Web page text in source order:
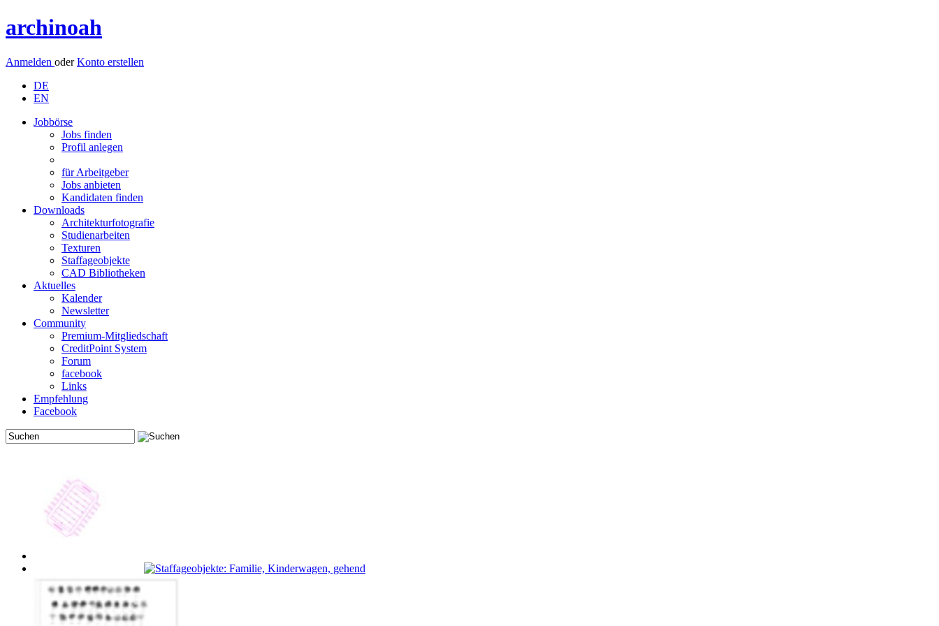
archinoah
Anmelden oderKonto erstellen
DE
EN
Jobbörse
Jobs finden
Profil anlegen
für Arbeitgeber
Jobs anbieten
Kandidaten finden
Downloads
Architekturfotografie
Studienarbeiten
Texturen
Staffageobjekte
CAD Bibliotheken
Aktuelles
Kalender
Newsletter
Community
Premium-Mitgliedschaft
CreditPoint System
Forum
facebook
Links
Empfehlung
Facebook